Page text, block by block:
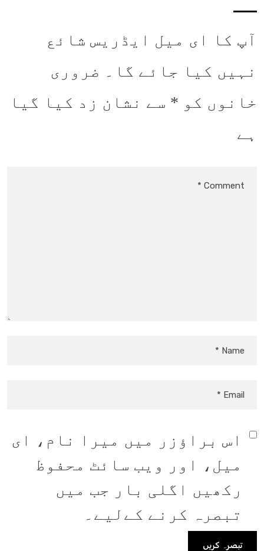
آپ کا ای میل ایڈریس شائع
نہیں کیا جائے گا۔ ضروری
خانوں کو * سے نشان زد کیا گیا
ہے
اس براؤزر میں میرا نام، ای
میل، اور ویب سائٹ محفوظ
رکھیں اگلی بار جب میں
تبصرہ کرنے کےلیے۔